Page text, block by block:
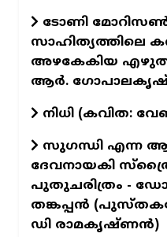
ടോണി
സാഹിത്യത്തിലെ
അഴകേകിയ
ആർ.
നിധി (കവിത:
സുഗന്ധി എന്ന
ദേവനായകി
പുതുചരിത്രം - ഡോ.
തങ്കപ്പന്‍
ഡി രാമകൃഷ്ണന്‍)